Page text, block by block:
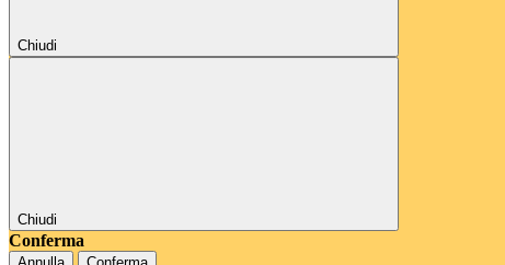
Chiudi
Chiudi
Conferma